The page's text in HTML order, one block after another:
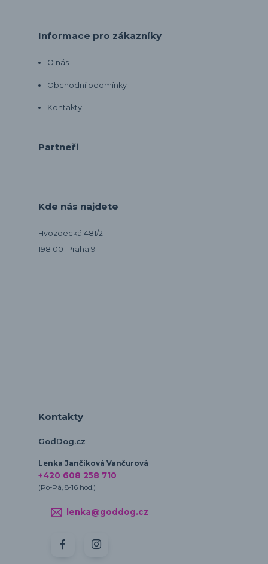
Informace pro zákazníky
O nás
Obchodní podmínky
Kontakty
Partneři
Kde nás najdete
Hvozdecká 481/2
198 00 Praha 9
Kontakty
GodDog.cz
Lenka Jančíková Vančurová
+420 608 258 710
(Po-Pá, 8-16 hod.)
lenka@goddog.cz